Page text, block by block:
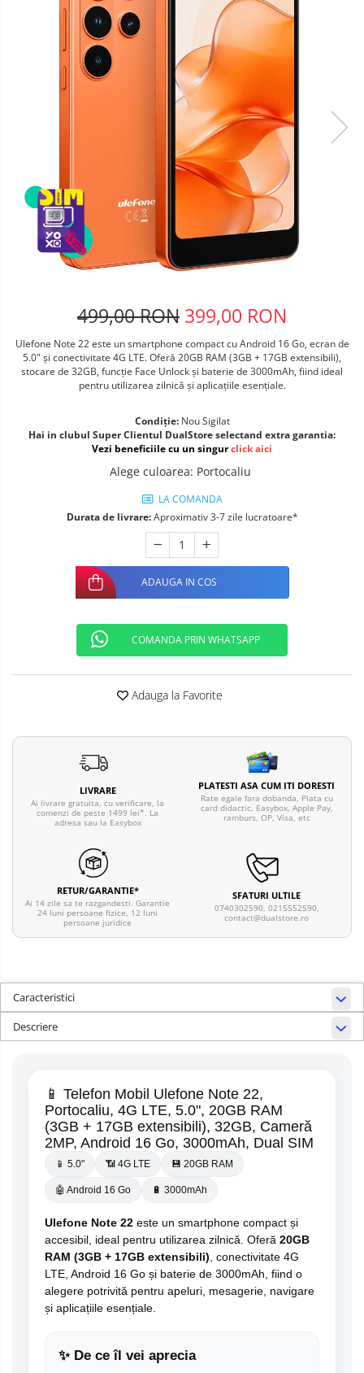
Telefoane mobile Ulefone
Telefoane mobile Unihertz
Telefoane mobile Cubot
Telefoane mobile Blackview
Telefoane mobile iSEN
Telefoane mobile F150
Telefoane mobile HUAWEI
Telefoane mobile iHunt
Telefoane mobile AGM
Telefoane mobile Realme
Telefoane mobile ZTE Nubia
Telefoane mobile ALTE BRANDURI
499,00 RON 399,00 RON
Ulefone Note 22 este un smartphone compact cu Android 16 Go, ecran de
5.0" și conectivitate 4G LTE. Oferă 20GB RAM (3GB + 17GB extensibili),
stocare de 32GB, funcție Face Unlock și baterie de 3000mAh, fiind ideal
pentru utilizarea zilnică și aplicațiile esențiale.
Condiție: Nou Sigilat
Hai in clubul Super Clientul DualStore selectand extra garantia:
Vezi beneficiile cu un singurclick aici
Alege culoarea: Portocaliu
LA COMANDA
Durata de livrare:Aproximativ 3-7 zile lucratoare*
ADAUGA IN COS
COMANDA PRIN WHATSAPP
Adauga la Favorite
LIVRARE
Ai livrare gratuita, cu verificare, la
comenzi de peste 1499 lei*. La
adresa sau la Easybox
PLATESTI ASA CUM ITI DORESTI
Rate egale fara dobanda, Plata cu
card didactic, Easybox, Apple Pay,
ramburs, OP, Visa, etc
RETUR/GARANTIE*
Ai 14 zile sa te razgandesti. Garantie
24 luni persoane fizice, 12 luni
persoane juridice
SFATURI ULTILE
0740302590, 0215552590,
contact@dualstore.ro
Caracteristici
Descriere
📱 Telefon Mobil Ulefone Note 22,
Portocaliu, 4G LTE, 5.0", 20GB RAM
(3GB + 17GB extensibili), 32GB, Cameră
2MP, Android 16 Go, 3000mAh, Dual SIM
📱 5.0" 📶 4G LTE 💾 20GB RAM
🤖 Android 16 Go 🔋 3000mAh
Ulefone Note 22 este un smartphone compact și
accesibil, ideal pentru utilizarea zilnică. Oferă 20GB
RAM (3GB + 17GB extensibili) , conectivitate 4G
LTE, Android 16 Go și baterie de 3000mAh, fiind o
alegere potrivită pentru apeluri, mesagerie, navigare
și aplicațiile esențiale.
✨ De ce îl vei aprecia